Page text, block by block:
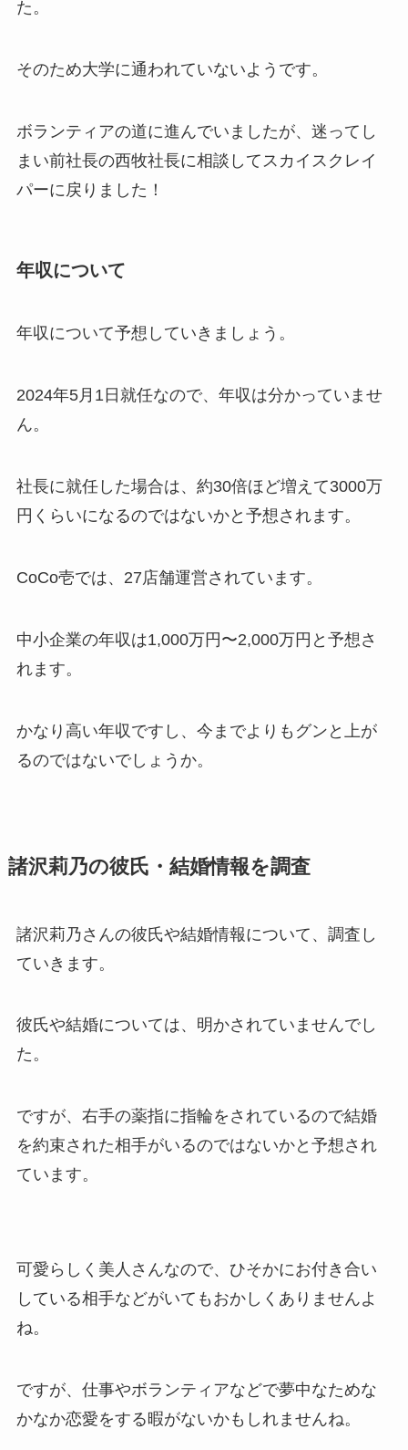
た。
そのため大学に通われていないようです。
ボランティアの道に進んでいましたが、迷ってし
まい前社長の西牧社長に相談してスカイスクレイ
パーに戻りました！
年収について
年収について予想していきましょう。
2024年5月1日就任なので、年収は分かっていませ
ん。
社長に就任した場合は、約30倍ほど増えて3000万
円くらいになるのではないかと予想されます。
CoCo壱では、27店舗運営されています。
中小企業の年収は1,000万円〜2,000万円と予想さ
れます。
かなり高い年収ですし、今までよりもグンと上が
るのではないでしょうか。
諸沢莉乃の彼氏・結婚情報を調査
諸沢莉乃さんの彼氏や結婚情報について、調査し
ていきます。
彼氏や結婚については、明かされていませんでし
た。
ですが、右手の薬指に指輪をされているので結婚
を約束された相手がいるのではないかと予想され
ています。
可愛らしく美人さんなので、ひそかにお付き合い
している相手などがいてもおかしくありませんよ
ね。
ですが、仕事やボランティアなどで夢中なためな
かなか恋愛をする暇がないかもしれませんね。